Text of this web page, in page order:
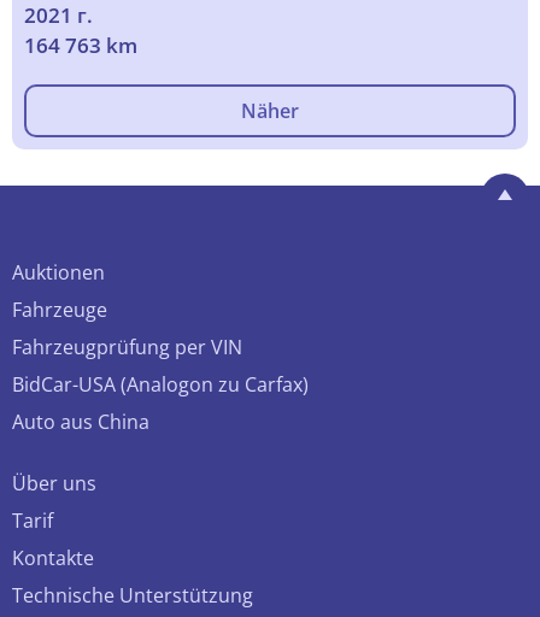
2021 г.
164 763 km
Näher
Auktionen
Fahrzeuge
Fahrzeugprüfung per VIN
BidCar-USA (Analogon zu Carfax)
Auto aus China
Über uns
Tarif
Kontakte
Technische Unterstützung